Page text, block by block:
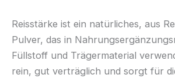
Reisstärke ist ein natürliches, aus
Pulver, das in
Füllstoff und Trägermaterial
rein, gut verträglich und sorgt für